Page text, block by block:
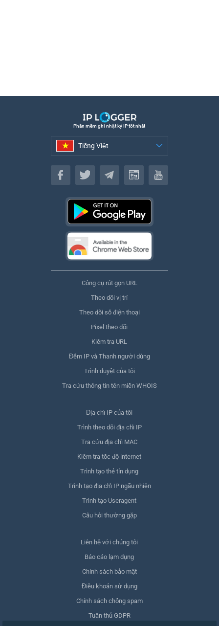
Phần mềm ghi nhật ký IP tốt nhất
Tiếng Việt
Tiếng Việt
Công cụ rút gọn URL
Theo dõi vị trí
Theo dõi số điện thoại
Pixel theo dõi
Kiểm tra URL
Đếm IP và Thanh người dùng
Trình duyệt của tôi
Tra cứu thông tin tên miền WHOIS
Địa chỉ IP của tôi
Trình theo dõi địa chỉ IP
Tra cứu địa chỉ MAC
Kiểm tra tốc độ internet
Trình tạo thẻ tín dụng
Trình tạo địa chỉ IP ngẫu nhiên
Trình tạo Useragent
Câu hỏi thường gặp
Liên hệ với chúng tôi
Báo cáo lạm dụng
Chính sách bảo mật
Điều khoản sử dụng
Chính sách chống spam
Tuân thủ GDPR